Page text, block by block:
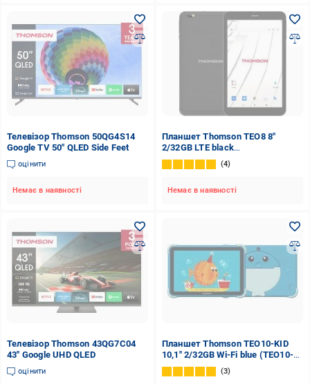
Телевізор Thomson 50QG4S14
Google TV 50" QLED Side Feet
оцінити
Немає в наявності
Планшет Thomson TEO8 8"
2/32GB LTE black
(TEO8M2BK32LTE)
4
Немає в наявності
Телевізор Thomson 43QG7C04
43" Google UHD QLED
оцінити
Планшет Thomson TEO10-KID
10,1" 2/32GB Wi-Fi blue (TEO10-
KID2BL32)
3